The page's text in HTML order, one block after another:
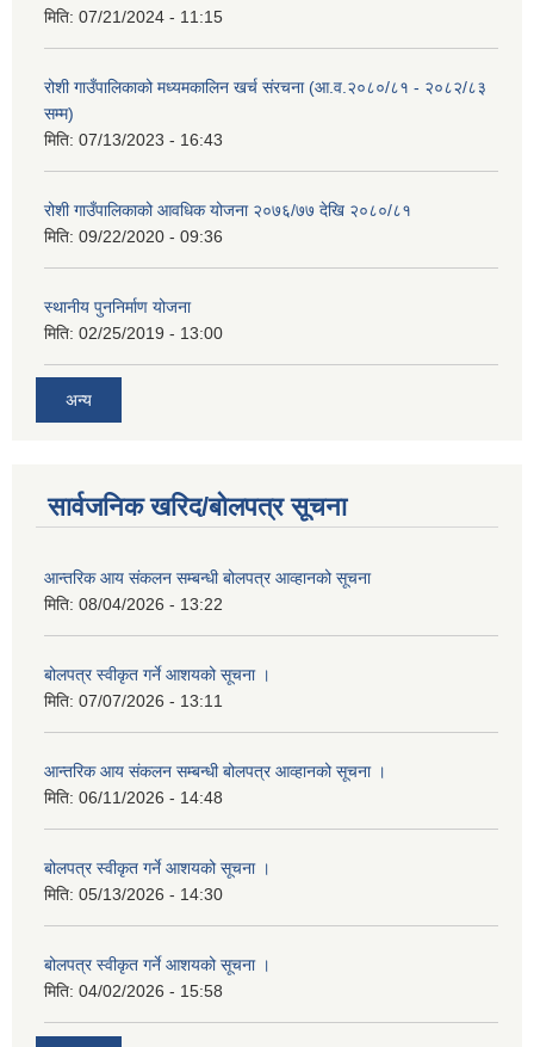
मिति: 07/21/2024 - 11:15
रोशी गाउँपालिकाको मध्यमकालिन खर्च संरचना (आ.व.२०८०/८१ - २०८२/८३
सम्म)
मिति: 07/13/2023 - 16:43
रोशी गाउँपालिकाको आवधिक योजना २०७६/७७ देखि २०८०/८१
मिति: 09/22/2020 - 09:36
स्थानीय पुननिर्माण योजना
मिति: 02/25/2019 - 13:00
अन्य
सार्वजनिक खरिद/बोलपत्र सूचना
आन्तरिक आय संकलन सम्बन्धी बोलपत्र आव्हानको सूचना
मिति: 08/04/2026 - 13:22
बोलपत्र स्वीकृत गर्ने आशयको सूचना ।
मिति: 07/07/2026 - 13:11
आन्तरिक आय संकलन सम्बन्धी बोलपत्र आव्हानको सूचना ।
मिति: 06/11/2026 - 14:48
बोलपत्र स्वीकृत गर्ने आशयको सूचना ।
मिति: 05/13/2026 - 14:30
बोलपत्र स्वीकृत गर्ने आशयको सूचना ।
मिति: 04/02/2026 - 15:58